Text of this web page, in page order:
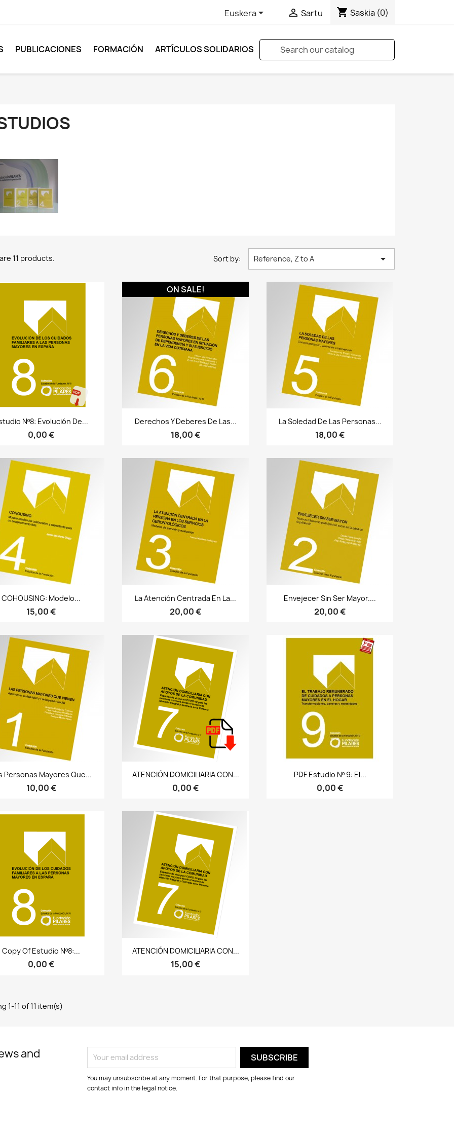
Euskera  Sartu shopping_cart Saskia (0)
PUBLICACIONES FORMACIÓN ARTÍCULOS SOLIDARIOS
11 products. Sort by: Reference, Z to A 
 Bista azkarra
Nº8: Evolución De...
0,00 €
Bista azkarra
Derechos Y Deberes De Las...
18,00 €
ON SALE!
Bista azkarra
La Soledad De Las Personas...
18,00 €
Bista azkarra
COHOUSING: Modelo...
15,00 €
Bista azkarra
La Atención Centrada En La...
20,00 €
Bista azkarra
Envejecer Sin Ser Mayor....
20,00 €
Bista azkarra
Personas Mayores Que...
10,00 €
Bista azkarra
ATENCIÓN DOMICILIARIA CON...
0,00 €
Bista azkarra
PDF Estudio Nº 9: El...
0,00 €
Bista azkarra
Copy Of Estudio Nº8:...
0,00 €
Bista azkarra
ATENCIÓN DOMICILIARIA CON...
15,00 €
1-11 of 11 item(s)
and
You may unsubscribe at any moment. For that purpose, please find our
contact info in the legal notice.